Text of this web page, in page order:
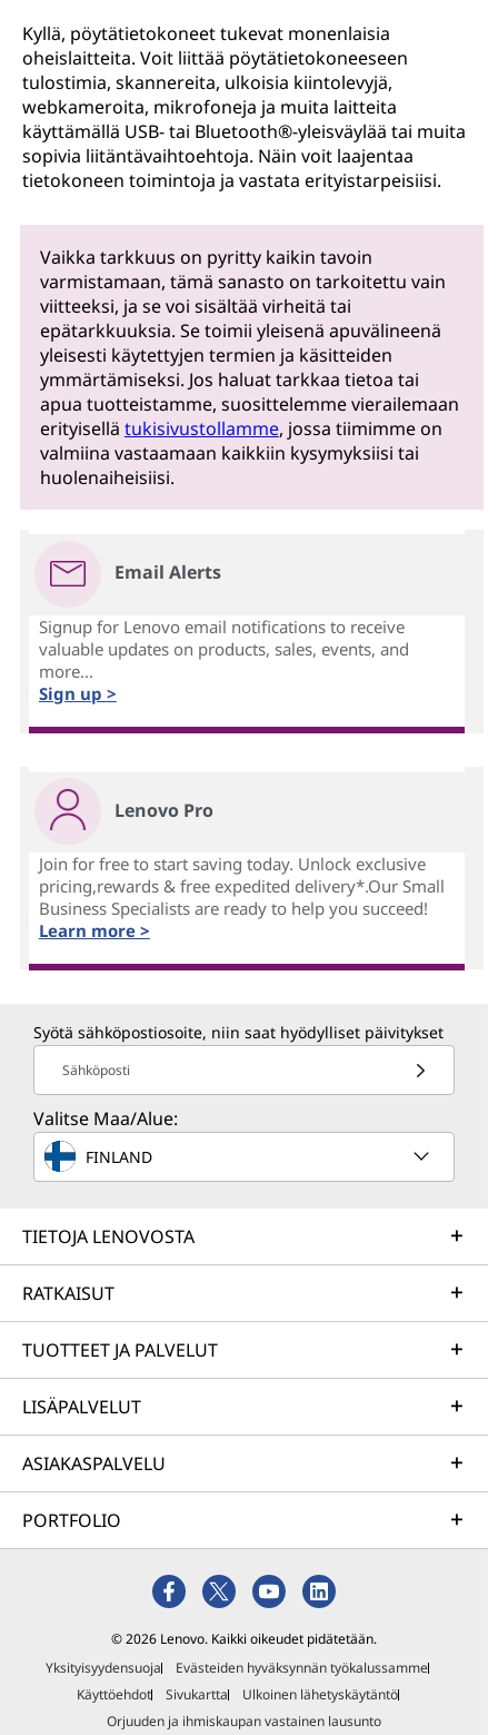
Kyllä, pöytätietokoneet tukevat monenlaisia
oheislaitteita. Voit liittää pöytätietokoneeseen
tulostimia, skannereita, ulkoisia kiintolevyjä,
webkameroita, mikrofoneja ja muita laitteita
käyttämällä USB- tai Bluetooth®-yleisväylää tai muita
sopivia liitäntävaihtoehtoja. Näin voit laajentaa
tietokoneen toimintoja ja vastata erityistarpeisiisi.
Vaikka tarkkuus on pyritty kaikin tavoin
varmistamaan, tämä sanasto on tarkoitettu vain
viitteeksi, ja se voi sisältää virheitä tai
epätarkkuuksia. Se toimii yleisenä apuvälineenä
yleisesti käytettyjen termien ja käsitteiden
ymmärtämiseksi. Jos haluat tarkkaa tietoa tai
apua tuotteistamme, suosittelemme vierailemaan
erityisellä tukisivustollamme, jossa tiimimme on
valmiina vastaamaan kaikkiin kysymyksiisi tai
huolenaiheisiisi.
Email Alerts
Signup for Lenovo email notifications to receive
valuable updates on products, sales, events, and
more...
Sign up >
Lenovo Pro
Join for free to start saving today. Unlock exclusive
pricing,rewards & free expedited delivery*.Our Small
Business Specialists are ready to help you succeed!
Learn more >
Syötä sähköpostiosoite, niin saat hyödylliset päivitykset
Sähköposti
Valitse Maa/Alue:
FINLAND
TIETOJA LENOVOSTA
RATKAISUT
TUOTTEET JA PALVELUT
LISÄPALVELUT
ASIAKASPALVELU
PORTFOLIO
© 2026 Lenovo. Kaikki oikeudet pidätetään.
Yksityisyydensuoja
Evästeiden hyväksynnän työkalussamme
Käyttöehdot
Sivukartta
Ulkoinen lähetyskäytäntö
Orjuuden ja ihmiskaupan vastainen lausunto